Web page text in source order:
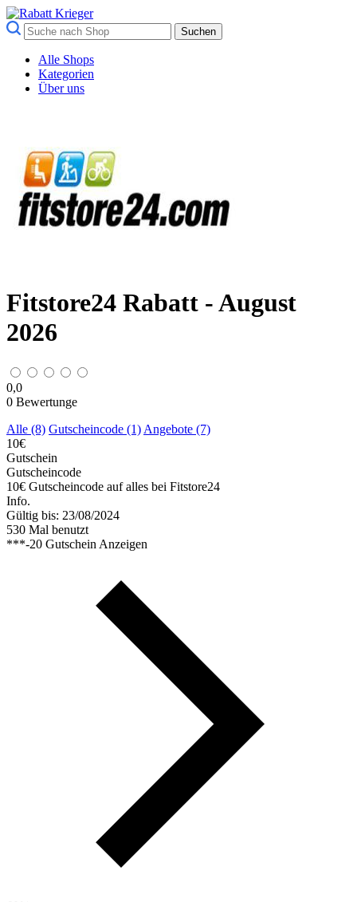
Suchen
Alle Shops
Kategorien
Über uns
Fitstore24 Rabatt - August
2026
0,0
0 Bewertunge
Alle (8) Gutscheincode (1) Angebote (7)
10€
Gutschein
Gutscheincode
10€ Gutscheincode auf alles bei Fitstore24
Info.
Gültig bis: 23/08/2024
530 Mal benutzt
***-20 Gutschein Anzeigen